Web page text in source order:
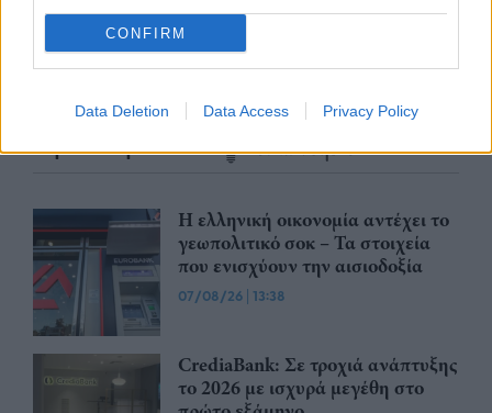
CONFIRM
Data Deletion Data Access Privacy Policy
Advertorial
Περισσότερα από το
Η ελληνική οικονομία αντέχει το
γεωπολιτικό σοκ – Τα στοιχεία
που ενισχύουν την αισιοδοξία
07/08/26 | 13:38
CrediaBank: Σε τροχιά ανάπτυξης
το 2026 με ισχυρά μεγέθη στο